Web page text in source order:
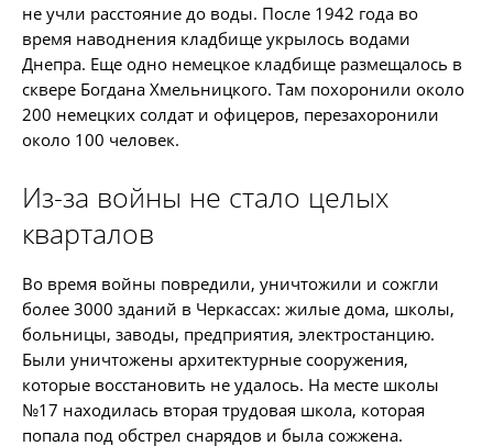
не учли расстояние до воды. После 1942 года во
время наводнения кладбище укрылось водами
Днепра. Еще одно немецкое кладбище размещалось в
сквере Богдана Хмельницкого. Там похоронили около
200 немецких солдат и офицеров, перезахоронили
около 100 человек.
Из-за войны не стало целых
кварталов
Во время войны повредили, уничтожили и сожгли
более 3000 зданий в Черкассах: жилые дома, школы,
больницы, заводы, предприятия, электростанцию.
Были уничтожены архитектурные сооружения,
которые восстановить не удалось. На месте школы
№17 находилась вторая трудовая школа, которая
попала под обстрел снарядов и была сожжена.